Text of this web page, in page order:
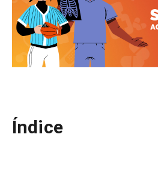
Lesiones más comunes en
Índice